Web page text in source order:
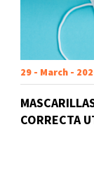
29 - March -
CORRECTA